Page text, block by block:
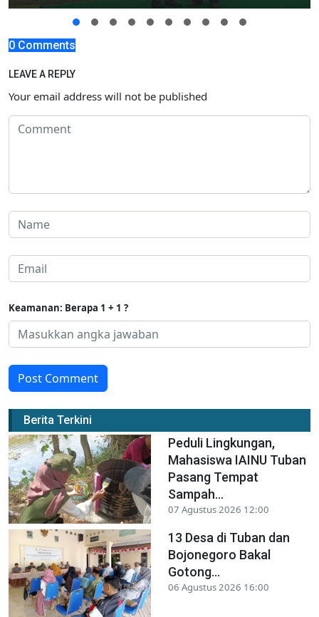
0 Comments
LEAVE A REPLY
Your email address will not be published
Keamanan: Berapa 1 + 1 ?
Post Comment
Berita Terkini
Peduli Lingkungan,
Mahasiswa IAINU Tuban
Pasang Tempat
Sampah...
07 Agustus 2026 12:00
13 Desa di Tuban dan
Bojonegoro Bakal
Gotong...
06 Agustus 2026 16:00